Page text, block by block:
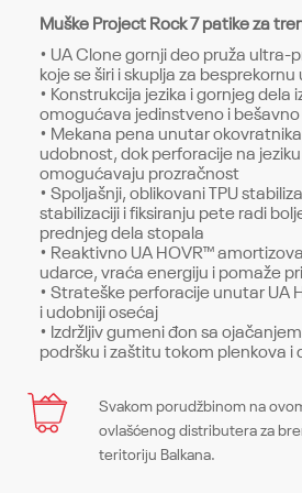
Muške Project Rock 7 patike za
• UA Clone gornji deo pruža ultra-
koje se širi i skuplja za
• Konstrukcija jezika i gornjeg dela
omogućava jedinstveno i
• Mekana pena unutar
udobnost, dok perforacije na
omogućavaju prozračnost
• Spoljašnji, oblikovani TPU
stabilizaciji i fiksiranju pete radi
prednjeg dela stopala
• Reaktivno UA HOVR™
udarce, vraća energiju i pomaže
• Strateške perforacije unutar UA
i udobniji osećaj
• Izdržljiv gumeni đon sa
podršku i zaštitu tokom plenkova i
Karakteristika
Kategorija
Ime/Nadimak
Svakom porudžbinom na
ovlašćenog distributera za
teritoriju Balkana.